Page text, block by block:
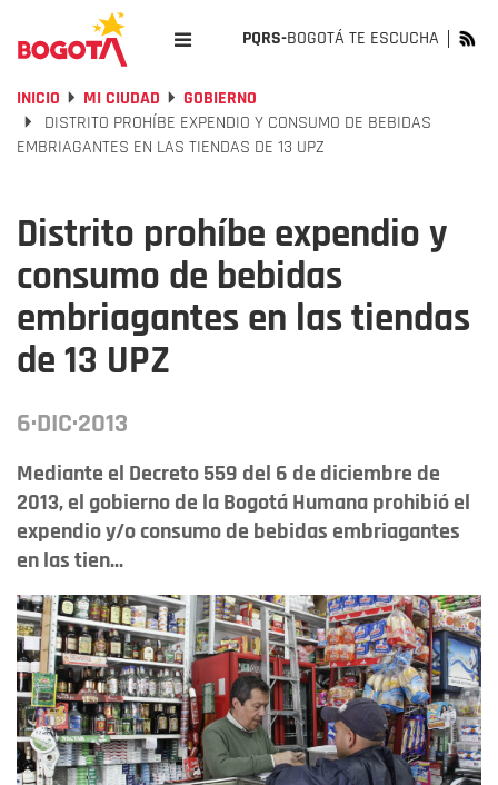
PQRS-BOGOTÁ TE ESCUCHA
INICIO MI CIUDAD
GOBIERNO
DISTRITO PROHÍBE EXPENDIO Y CONSUMO DE BEBIDAS
EMBRIAGANTES EN LAS TIENDAS DE 13 UPZ
Distrito prohíbe expendio y
consumo de bebidas
embriagantes en las tiendas
de 13 UPZ
6·DIC·2013
Mediante el Decreto 559 del 6 de diciembre de
2013, el gobierno de la Bogotá Humana prohibió el
expendio y/o consumo de bebidas embriagantes
en las tien...